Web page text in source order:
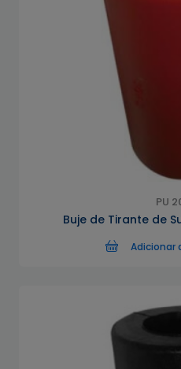
PU
Buje de Tirante de
Adicionar